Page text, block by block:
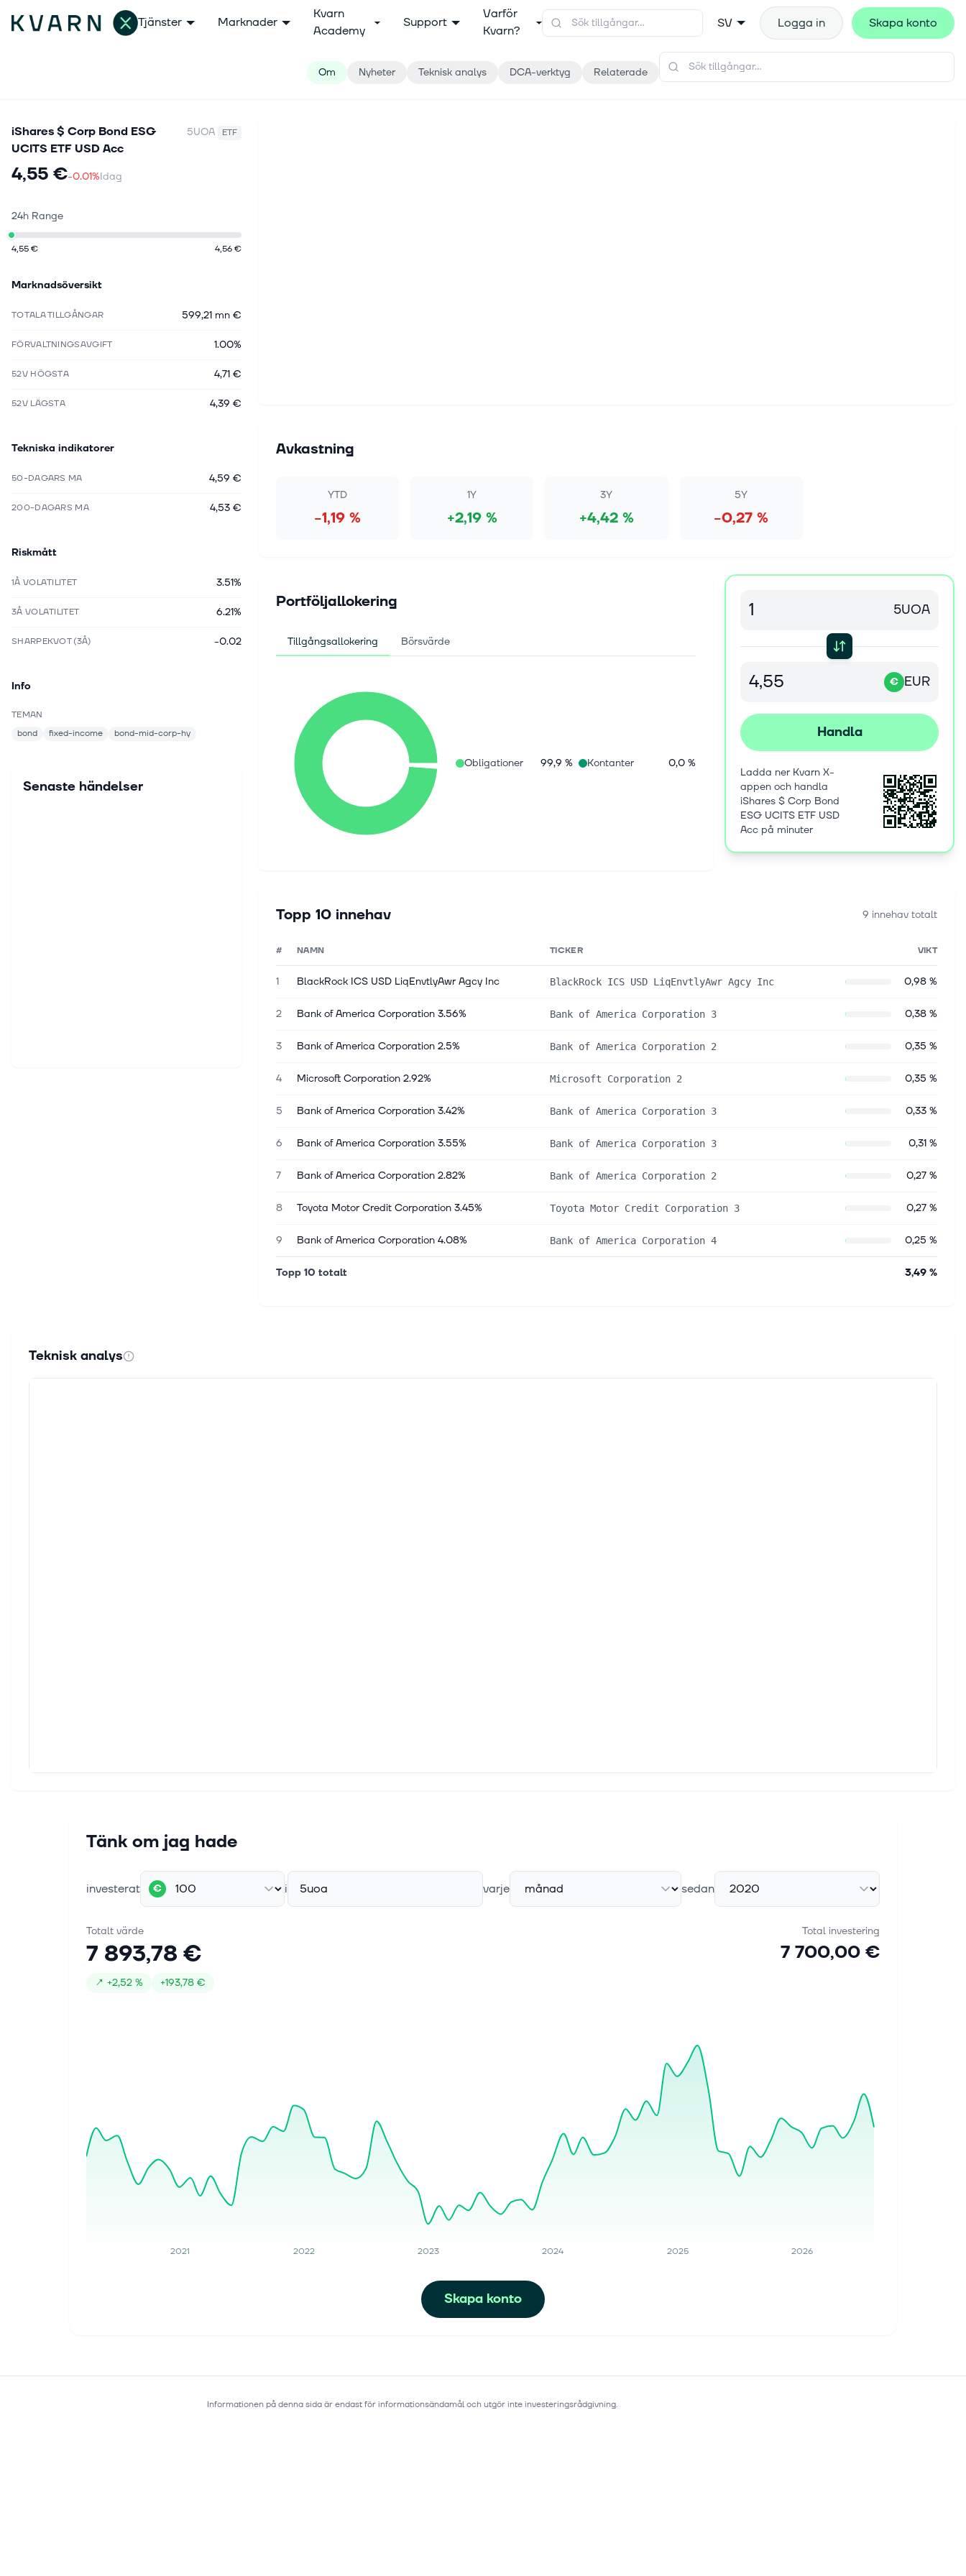
Tjänster Marknader
Kvarn
Academy
Support
Varför
Kvarn?
SV Logga in Skapa konto
Om Nyheter Teknisk analys DCA-verktyg Relaterade
iShares $ Corp Bond ESG
UCITS ETF USD Acc
5UOA ETF
4,55 €-0.01%Idag
24h Range
4,55 € 4,56 €
Marknadsöversikt
TOTALA TILLGÅNGAR 599,21 mn €
FÖRVALTNINGSAVGIFT 1.00%
52V HÖGSTA 4,71 €
52V LÄGSTA 4,39 €
Tekniska indikatorer
50-DAGARS MA 4,59 €
200-DAGARS MA 4,53 €
Riskmått
1Å VOLATILITET 3.51%
3Å VOLATILITET 6.21%
SHARPEKVOT (3Å) -0.02
Info
TEMAN
bond
fixed-income bond-mid-corp-hy
Senaste händelser
Avkastning
YTD
−1,19 %
1Y
+2,19 %
3Y
+4,42 %
5Y
−0,27 %
Portföljallokering
Tillgångsallokering Börsvärde
Obligationer 99,9 % Kontanter 0,0 %
5UOA
€ EUR
Handla
Ladda ner Kvarn X-
appen och handla
iShares $ Corp Bond
ESG UCITS ETF USD
Acc på minuter
Topp 10 innehav 9 innehav totalt
# NAMN TICKER VIKT
1 BlackRock ICS USD LiqEnvtlyAwr Agcy Inc BlackRock ICS USD LiqEnvtlyAwr Agcy Inc 0,98 %
2 Bank of America Corporation 3.56% Bank of America Corporation 3 0,38 %
3 Bank of America Corporation 2.5% Bank of America Corporation 2 0,35 %
4 Microsoft Corporation 2.92% Microsoft Corporation 2 0,35 %
5 Bank of America Corporation 3.42% Bank of America Corporation 3 0,33 %
6 Bank of America Corporation 3.55% Bank of America Corporation 3 0,31 %
7 Bank of America Corporation 2.82% Bank of America Corporation 2 0,27 %
8 Toyota Motor Credit Corporation 3.45% Toyota Motor Credit Corporation 3 0,27 %
9 Bank of America Corporation 4.08% Bank of America Corporation 4 0,25 %
Topp 10 totalt 3,49 %
Teknisk analys
Tänk om jag hade
investerat € i 5uoa varje sedan
Totalt värde
7 893,78 €
↗ +2,52 % +193,78 €
Total investering
7 700,00 €
2021 2022 2023 2024 2025 2026
Skapa konto
Informationen på denna sida är endast för informationsändamål och utgör inte investeringsrådgivning.